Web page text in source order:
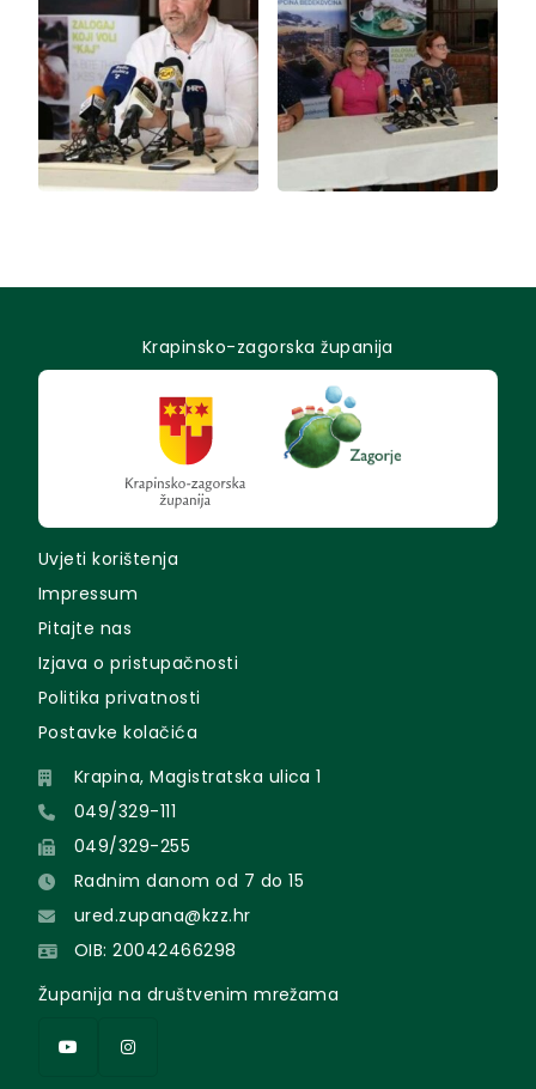
Krapinsko-zagorska županija
Uvjeti korištenja
Impressum
Pitajte nas
Izjava o pristupačnosti
Politika privatnosti
Postavke kolačića
Krapina, Magistratska ulica 1
049/329-111
049/329-255
Radnim danom od 7 do 15
ured.zupana@kzz.hr
OIB: 20042466298
Županija na društvenim mrežama